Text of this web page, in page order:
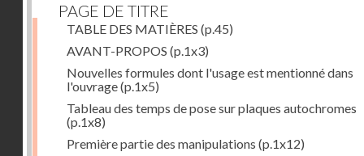
PAGE DE TITRE
TABLE DES MATIÈRES (p.45)
AVANT-PROPOS (p.1x3)
Nouvelles formules dont l'usage est mentionné dans
l'ouvrage(p.1x5)
Tableau des temps de pose sur plaques autochromes
(p.1x8)
Première partie des manipulations (p.1x12)